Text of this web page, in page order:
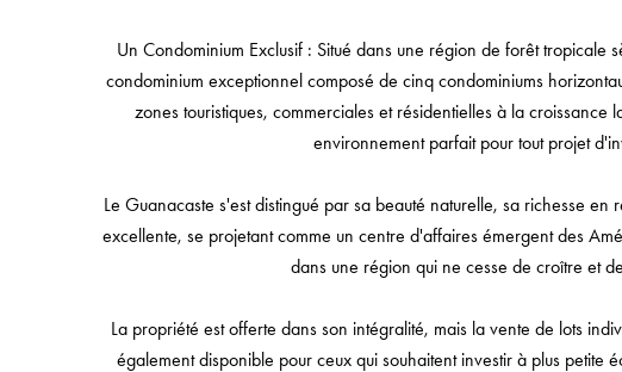
Un Condominium Exclusif : Situé dans une région de forêt tropicale
condominium exceptionnel composé de cinq condominiums
zones touristiques, commerciales et résidentielles à la croissance
environnement parfait pour tout projet
Le Guanacaste s'est distingué par sa beauté naturelle, sa richesse en
excellente, se projetant comme un centre d'affaires émergent des
dans une région qui ne cesse de croître et
La propriété est offerte dans son intégralité, mais la vente de lots
également disponible pour ceux qui souhaitent investir à plus petite